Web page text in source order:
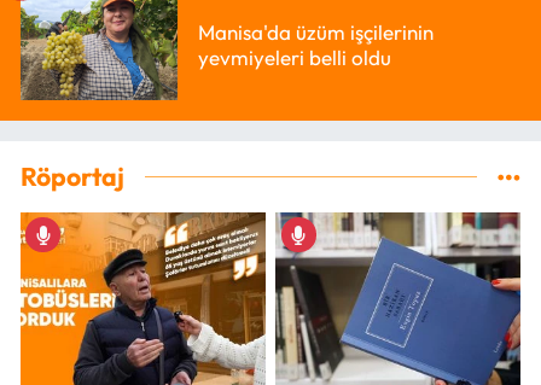
Manisa'da üzüm işçilerinin
yevmiyeleri belli oldu
Röportaj